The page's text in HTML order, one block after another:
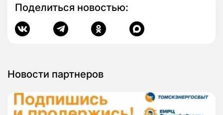
Поделиться новостью:
Новости партнеров